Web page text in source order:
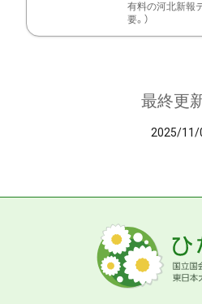
有料の河北新報
要。）
最終更
2025/11/